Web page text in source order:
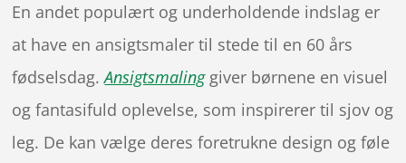
En andet populært og underholdende indslag er
at have en ansigtsmaler til stede til en 60 års
fødselsdag.Ansigtsmaling giver børnene en visuel
og fantasifuld oplevelse, som inspirerer til sjov og
leg. De kan vælge deres foretrukne design og føle